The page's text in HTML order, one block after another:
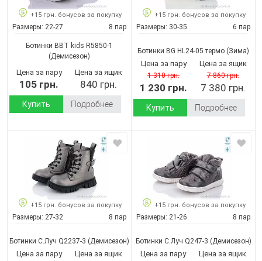
+15 грн. бонусов за покупку
Размеры: 22-27 8 пар
Ботинки BBT kids R5850-1
(Демисезон)
Цена за пару
105 грн.
Цена за ящик
840 грн.
Купить Подробнее
+15 грн. бонусов за покупку
Размеры: 30-35 6 пар
Ботинки BG HL24-05 термо (Зима)
Цена за пару
1 310 грн.
1 230 грн.
Цена за ящик
7 860 грн.
7 380 грн.
Купить Подробнее
+15 грн. бонусов за покупку
Размеры: 27-32 8 пар
Ботинки С.Луч Q2237-3 (Демисезон)
Цена за пару Цена за ящик
+15 грн. бонусов за покупку
Размеры: 21-26 8 пар
Ботинки С.Луч Q247-3 (Демисезон)
Цена за пару Цена за ящик